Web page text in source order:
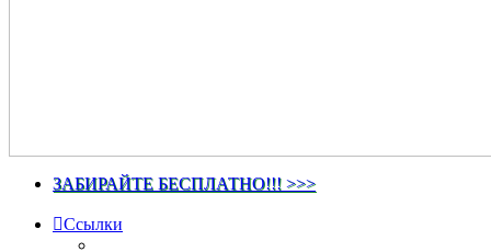
ЗАБИРАЙТЕ БЕСПЛАТНО!!! >>>
Ссылки